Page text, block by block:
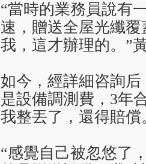
“當時的業務員說有
速，贈送全屋光纖
我，這才辦理的。”
如今，經詳細咨詢
是設備調測費，3年
我整丟了，還得賠償
“感覺自己被忽悠了